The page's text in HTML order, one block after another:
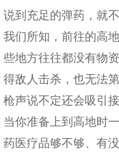
说到充足的弹药，就
我们所知，前往的高
些地方往往都没有物
得敌人击杀，也无法
枪声说不定还会吸引
当你准备上到高地时
药医疗品够不够、有